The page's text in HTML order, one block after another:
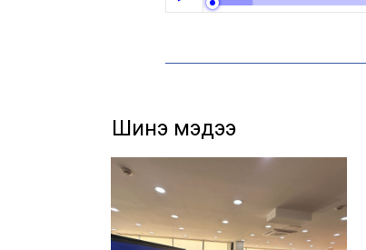
Шинэ мэдээ